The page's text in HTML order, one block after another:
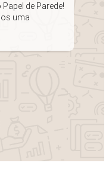
de Parede!
uma